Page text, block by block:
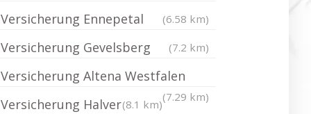
Versicherung Ennepetal (6.58 km)
Versicherung Gevelsberg (7.2 km)
Versicherung Altena Westfalen
(7.29 km)
Versicherung Halver(8.1 km)